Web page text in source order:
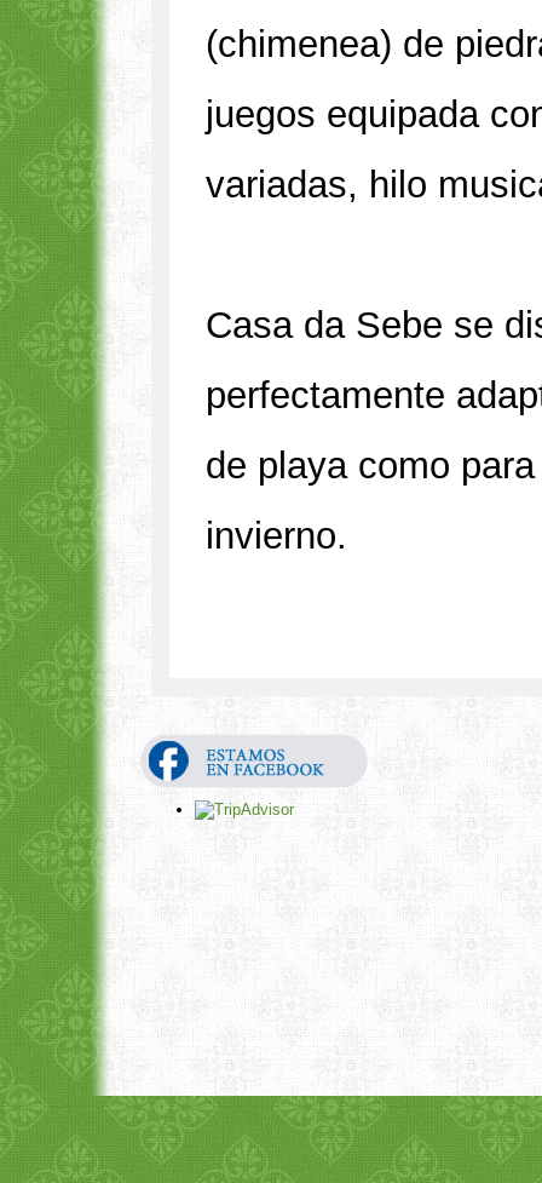
2 4
(chimenea) de
juegos equipada
variadas, hilo
Casa da Sebe se
perfectamente
de playa como
invierno.